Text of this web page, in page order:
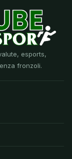
esports,
fronzoli.